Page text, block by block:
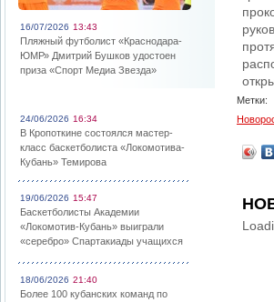
16/07/2026 13:43
Пляжный футболист «Краснодара-
ЮМР» Дмитрий Бушков удостоен
приза «Спорт Медиа Звезда»
24/06/2026 16:34
В Кропоткине состоялся мастер-
класс баскетболиста «Локомотива-
Кубань» Темирова
19/06/2026 15:47
Баскетболисты Академии
«Локомотив-Кубань» выиграли
«серебро» Спартакиады учащихся
18/06/2026 21:40
Более 100 кубанских команд по
Метки: